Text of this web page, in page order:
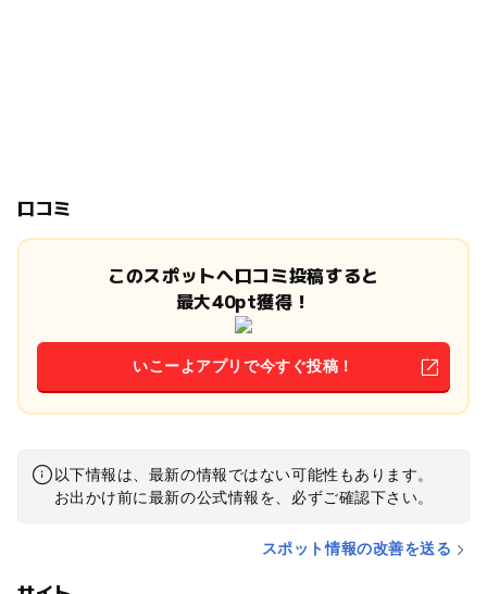
口コミ
このスポットへ口コミ投稿すると
最大40pt獲得！
いこーよアプリで今すぐ投稿！
以下情報は、最新の情報ではない可能性もあります。
お出かけ前に最新の公式情報を、必ずご確認下さい。
スポット情報の改善を送る